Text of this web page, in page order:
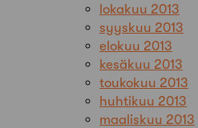
lokakuu 2013
syyskuu 2013
elokuu 2013
kesäkuu 2013
toukokuu 2013
huhtikuu 2013
maaliskuu 2013